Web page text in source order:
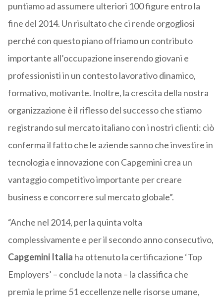
puntiamo ad assumere ulteriori 100 figure entro la
fine del 2014. Un risultato che ci rende orgogliosi
perché con questo piano offriamo un contributo
importante all’occupazione inserendo giovani e
professionisti in un contesto lavorativo dinamico,
formativo, motivante. Inoltre, la crescita della nostra
organizzazione è il riflesso del successo che stiamo
registrando sul mercato italiano con i nostri clienti: ciò
conferma il fatto che le aziende sanno che investire in
tecnologia e innovazione con Capgemini crea un
vantaggio competitivo importante per creare
business e concorrere sul mercato globale”.
“Anche nel 2014, per la quinta volta
complessivamente e per il secondo anno consecutivo,
Capgemini Italia ha ottenuto la certificazione ‘Top
Employers’ – conclude la nota – la classifica che
premia le prime 51 eccellenze nelle risorse umane,